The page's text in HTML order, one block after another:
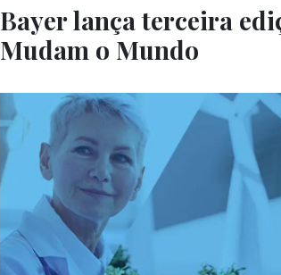
Bayer lança terceira
Mudam o Mundo